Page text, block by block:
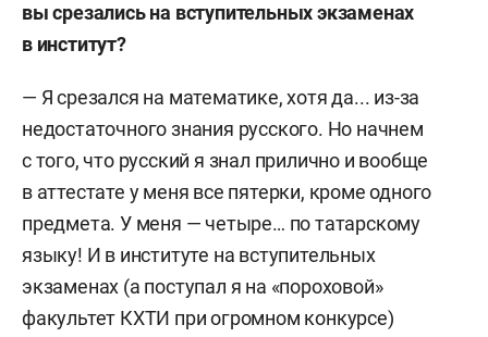
вы срезались на вступительных экзаменах
в институт?
— Я срезался на математике, хотя да... из-за
недостаточного знания русского. Но начнем
с того, что русский я знал прилично и вообще
в аттестате у меня все пятерки, кроме одного
предмета. У меня — четыре… по татарскому
языку! И в институте на вступительных
экзаменах (а поступал я на «пороховой»
факультет КХТИ при огромном конкурсе)